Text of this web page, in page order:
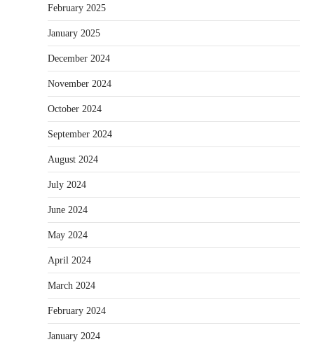
February 2025
January 2025
December 2024
November 2024
October 2024
September 2024
August 2024
July 2024
June 2024
May 2024
April 2024
March 2024
February 2024
January 2024